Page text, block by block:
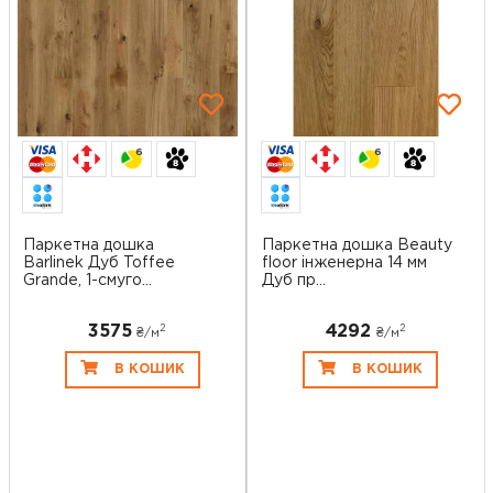
6
Паркетна дошка
Barlinek Дуб Toffee
Grande, 1-смуго...
3575 ₴/м2
В КОШИК
6
Паркетна дошка Beauty
floor інженерна 14 мм
Дуб пр...
4292 ₴/м 2
В КОШИК